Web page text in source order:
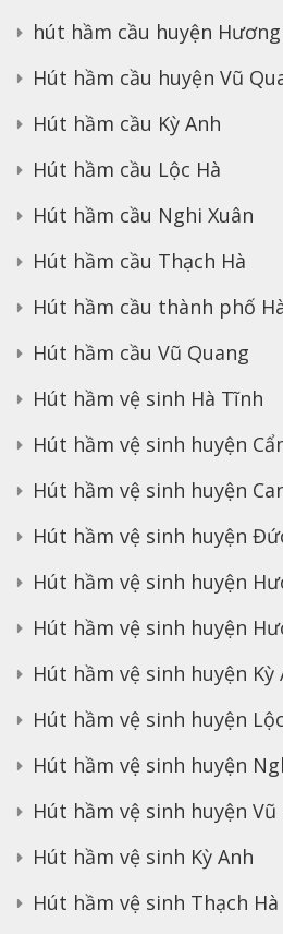
hút hầm cầu huyện Hương
Hút hầm cầu huyện Vũ
Hút hầm cầu Kỳ Anh
Hút hầm cầu Lộc Hà
Hút hầm cầu Nghi Xuân
Hút hầm cầu Thạch Hà
Hút hầm cầu thành phố
Hút hầm cầu Vũ Quang
Hút hầm vệ sinh Hà Tĩnh
Hút hầm vệ sinh huyện
Hút hầm vệ sinh huyện
Hút hầm vệ sinh huyện
Hút hầm vệ sinh huyện
Hút hầm vệ sinh huyện
Hút hầm vệ sinh huyện Kỳ
Hút hầm vệ sinh huyện
Hút hầm vệ sinh huyện
Hút hầm vệ sinh huyện Vũ
Hút hầm vệ sinh Kỳ Anh
Hút hầm vệ sinh Thạch Hà